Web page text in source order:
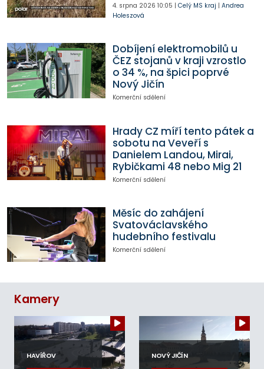
4. srpna 2026 10:05 | Celý MS kraj | Andrea
Holeszová
Dobíjení elektromobilů u
ČEZ stojanů v kraji vzrostlo
o 34 %, na špici poprvé
Nový Jičín
Komerční sdělení
Hrady CZ míří tento pátek a
sobotu na Veveří s
Danielem Landou, Mirai,
Rybičkami 48 nebo Mig 21
Komerční sdělení
Měsíc do zahájení
Svatováclavského
hudebního festivalu
Komerční sdělení
Kamery
HAVÍŘOV NOVÝ JIČÍN